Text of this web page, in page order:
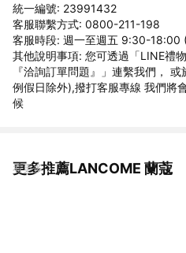
統一編號: 23991432
客服聯繫方式: 0800-211-198
客服時段: 週一至週五 9:30-18:00
其他說明事項: 您可透過「LINE禮
『洽詢訂單問題』」連繫我們，
例假日除外),撥打客服專線 我們將
候
更多推薦LANCOME 蘭蔻
看更多